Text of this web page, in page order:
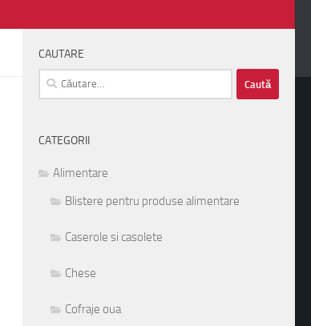
CAUTARE
Caută
după:
CATEGORII
Alimentare
Blistere pentru produse alimentare
Caserole si casolete
Chese
Cofraje oua